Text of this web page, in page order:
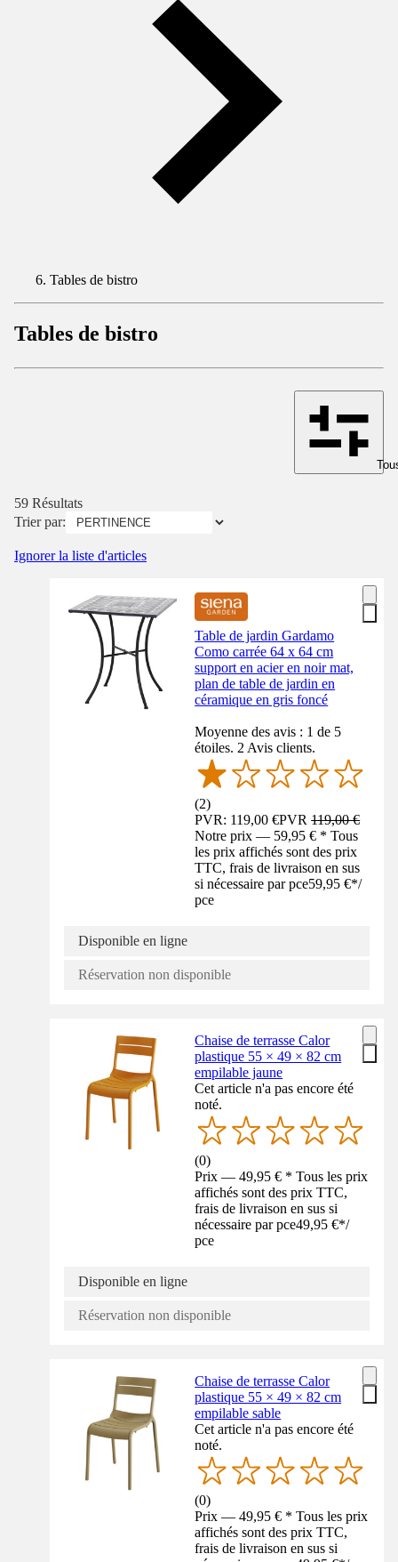
Tables de bistro
Tables de bistro
59 Résultats
Trier par:
Ignorer la liste d'articles
Table de jardin Gardamo
Como carrée 64 x 64 cm
support en acier en noir mat,
plan de table de jardin en
céramique en gris foncé
Moyenne des avis : 1 de 5
étoiles. 2 Avis clients.
(2)
PVR: 119,00 €PVR119,00 €
Notre prix — 59,95 € * Tous
les prix affichés sont des prix
TTC, frais de livraison en sus
si nécessaire par pce59,95 €*/
pce
Disponible en ligne
Réservation non disponible
Chaise de terrasse Calor
plastique 55 × 49 × 82 cm
empilable jaune
Cet article n'a pas encore été
noté.
(0)
Prix — 49,95 € * Tous les prix
affichés sont des prix TTC,
frais de livraison en sus si
nécessaire par pce49,95 €*/
pce
Disponible en ligne
Réservation non disponible
Chaise de terrasse Calor
plastique 55 × 49 × 82 cm
empilable sable
Cet article n'a pas encore été
noté.
(0)
Prix — 49,95 € * Tous les prix
affichés sont des prix TTC,
frais de livraison en sus si